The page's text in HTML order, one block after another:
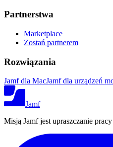
Partnerstwa
Marketplace
Zostań partnerem
Rozwiązania
Jamf dla MacJamf dla urządzeń
Jamf
Misją Jamf jest upraszczanie